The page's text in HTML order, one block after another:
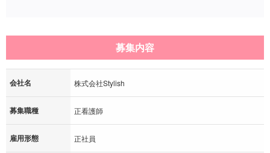
募集内容
会社名 株式会社Stylish
募集職種 正看護師
雇用形態 正社員